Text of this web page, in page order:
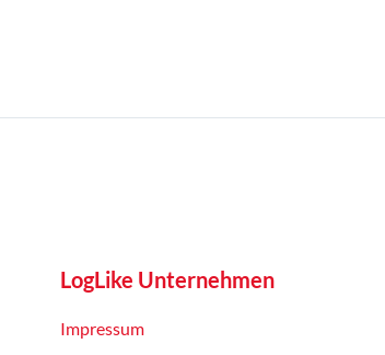
LogLike Unternehmen
Impressum